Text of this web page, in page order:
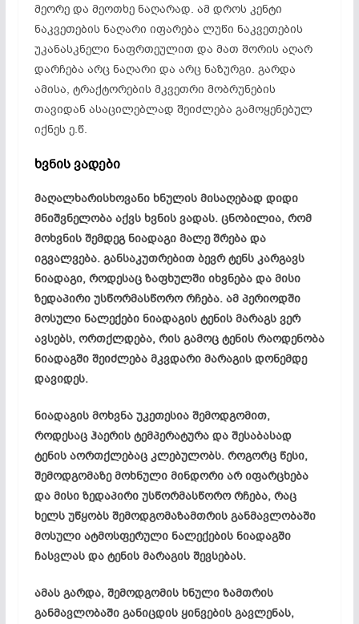
მეორე და მეოთხე ნაღარად. ამ დროს კენტი
ნაკვეთების ნაღარი იფარება ლუწი ნაკვეთების
უკანასკნელი ნაფრთეულით და მათ შორის აღარ
დარჩება არც ნაღარი და არც ნაზურგი. გარდა
ამისა, ტრაქტორების მკვეთრი მობრუნების
თავიდან ასაცილებლად შეიძლება გამოყენებულ
იქნეს ე.წ.
ხვნის ვადები
მაღალხარისხოვანი ხნულის მისაღებად დიდი
მნიშვნელობა აქვს ხვნის ვადას. ცნობილია, რომ
მოხვნის შემდეგ ნიადაგი მალე შრება და
იგვალვება. განსაკუთრებით ბევრ ტენს კარგავს
ნიადაგი, როდესაც ზაფხულში იხვნება და მისი
ზედაპირი უსწორმასწორო რჩება. ამ პერიოდში
მოსული ნალექები ნიადაგის ტენის მარაგს ვერ
ავსებს, ორთქლდება, რის გამოც ტენის რაოდენობა
ნიადაგში შეიძლება მკვდარი მარაგის დონემდე
დავიდეს.
ნიადაგის მოხვნა უკეთესია შემოდგომით,
როდესაც ჰაერის ტემპერატურა და შესაბასად
ტენის აორთქლებაც კლებულობს. როგორც წესი,
შემოდგომაზე მოხნული მინდორი არ იფარცხება
და მისი ზედაპირი უსწორმასწორო რჩება, რაც
ხელს უწყობს შემოდგომაზამთრის განმავლობაში
მოსული ატმოსფერული ნალექების ნიადაგში
ჩასვლას და ტენის მარაგის შევსებას.
ამას გარდა, შემოდგომის ხნული ზამთრის
განმავლობაში განიცდის ყინვების გავლენას,